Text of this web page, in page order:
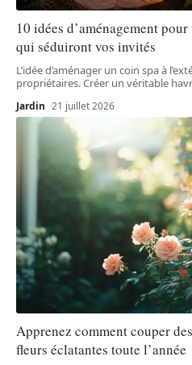
10 idées d’aménagement
qui séduiront vos invités
L’idée d’aménager un coin spa à
propriétaires. Créer un véritable
Jardin 21 juillet 2026
Apprenez comment couper
fleurs éclatantes toute l’année